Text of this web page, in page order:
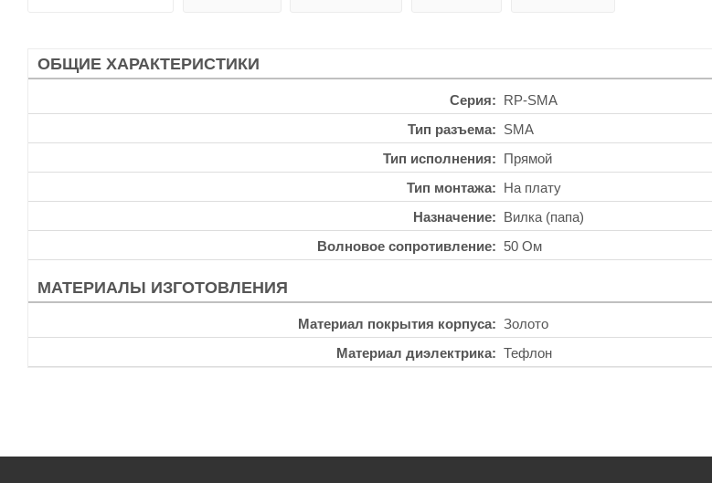
ОБЩИЕ ХАРАКТЕРИСТИКИ
Серия
RP-SMA
Тип разъема
SMA
Тип исполнения
Прямой
Тип монтажа
На плату
Назначение
Вилка (папа)
Волновое сопротивление
50 Ом
МАТЕРИАЛЫ ИЗГОТОВЛЕНИЯ
Материал покрытия корпуса
Золото
Материал диэлектрика
Тефлон